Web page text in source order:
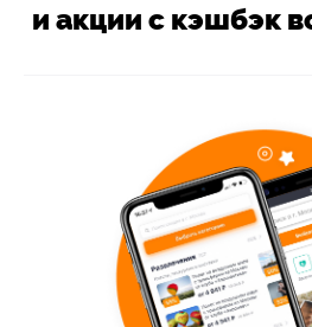
и акции с кэшбэк